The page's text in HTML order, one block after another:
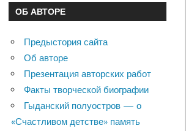
ОБ АВТОРЕ
Предыстория сайта
Об авторе
Презентация авторских работ
Факты творческой биографии
Гыданский полуостров — о
«Счастливом детстве» память